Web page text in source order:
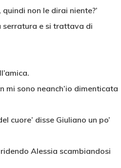
non le dirai niente?’
serratura e si trattava di
mi sono neanch’io dimenticata
cuore’ disse Giuliano un po’
Alessia scambiandosi